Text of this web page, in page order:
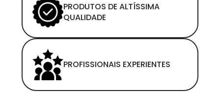
PRODUTOS DE ALTÍSSIMA
QUALIDADE
PROFISSIONAIS EXPERIENTES